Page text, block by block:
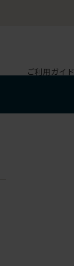
ご利用ガイド